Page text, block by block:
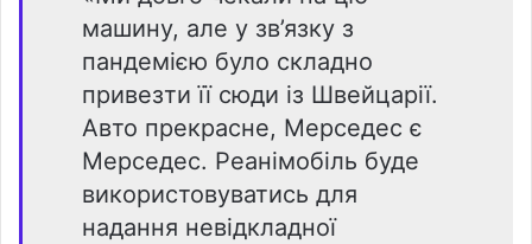
машину, але у зв’язку з
пандемією було складно
привезти її сюди із Швейцарії.
Авто прекрасне, Мерседес є
Мерседес. Реанімобіль буде
використовуватись для
надання невідкладної